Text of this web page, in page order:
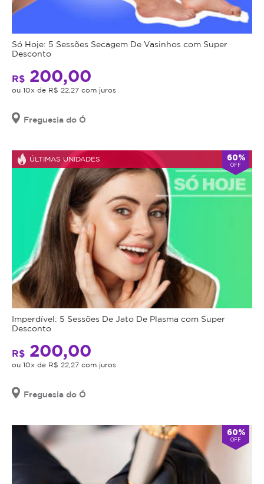
Só Hoje: 5 Sessões Secagem De Vasinhos com Super
Desconto
R$ 200,00
ou 10x de R$ 22,27 com juros
Freguesia do Ó
ÚLTIMAS UNIDADES 60%
OFF
Imperdível: 5 Sessões De Jato De Plasma com Super
Desconto
R$ 200,00
ou 10x de R$ 22,27 com juros
Freguesia do Ó
60%
OFF